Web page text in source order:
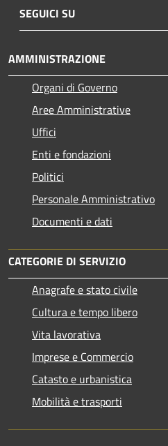
SEGUICI SU
AMMINISTRAZIONE
Organi di Governo
Aree Amministrative
Uffici
Enti e fondazioni
Politici
Personale Amministrativo
Documenti e dati
CATEGORIE DI SERVIZIO
Anagrafe e stato civile
Cultura e tempo libero
Vita lavorativa
Imprese e Commercio
Catasto e urbanistica
Mobilità e trasporti